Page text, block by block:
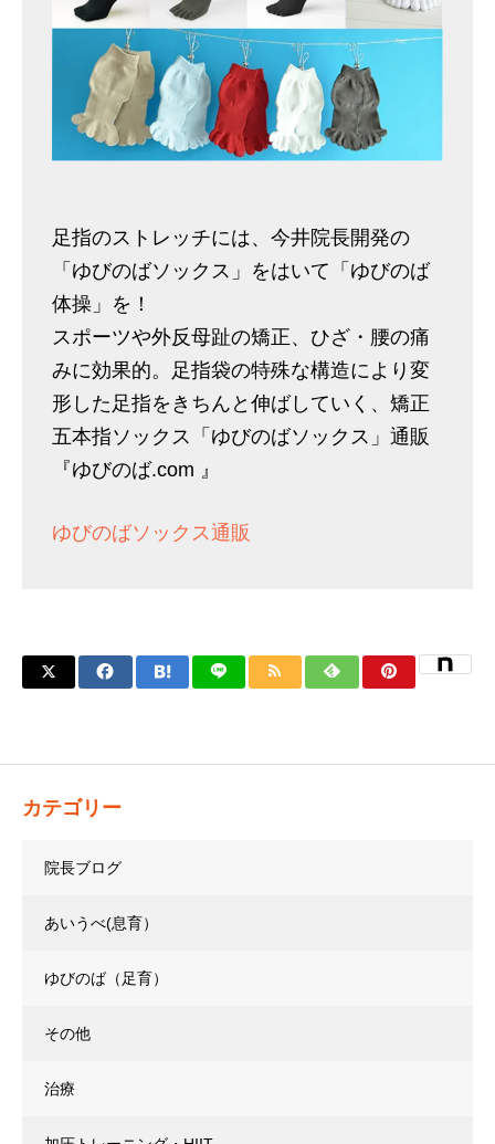
足指のストレッチには、今井院長開発の
「ゆびのばソックス」をはいて「ゆびのば
体操」を！
スポーツや外反母趾の矯正、ひざ・腰の痛
みに効果的。足指袋の特殊な構造により変
形した足指をきちんと伸ばしていく、矯正
五本指ソックス「ゆびのばソックス」通販
『ゆびのば.com 』
ゆびのばソックス通販
カテゴリー
院長ブログ
あいうべ(息育）
ゆびのば（足育）
その他
治療